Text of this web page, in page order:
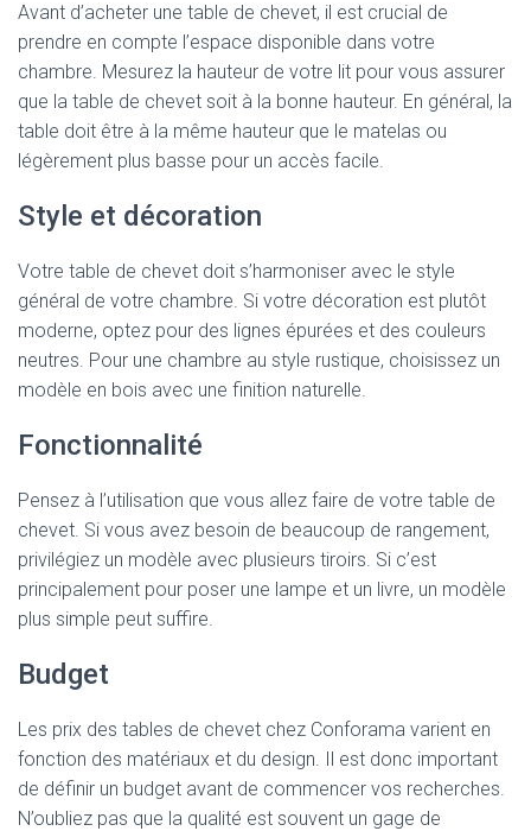
Avant d’acheter une table de chevet, il est crucial de
prendre en compte l’espace disponible dans votre
chambre. Mesurez la hauteur de votre lit pour vous assurer
que la table de chevet soit à la bonne hauteur. En général, la
table doit être à la même hauteur que le matelas ou
légèrement plus basse pour un accès facile.
Style et décoration
Votre table de chevet doit s’harmoniser avec le style
général de votre chambre. Si votre décoration est plutôt
moderne, optez pour des lignes épurées et des couleurs
neutres. Pour une chambre au style rustique, choisissez un
modèle en bois avec une finition naturelle.
Fonctionnalité
Pensez à l’utilisation que vous allez faire de votre table de
chevet. Si vous avez besoin de beaucoup de rangement,
privilégiez un modèle avec plusieurs tiroirs. Si c’est
principalement pour poser une lampe et un livre, un modèle
plus simple peut suffire.
Budget
Les prix des tables de chevet chez Conforama varient en
fonction des matériaux et du design. Il est donc important
de définir un budget avant de commencer vos recherches.
N’oubliez pas que la qualité est souvent un gage de